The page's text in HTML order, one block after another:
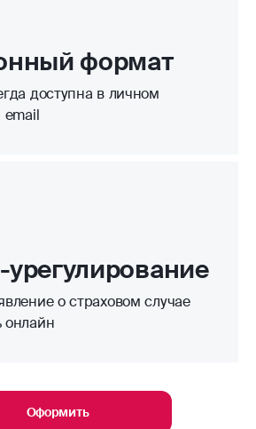
формат
доступна в личном
email
о страховом случае
онлайн
Оформить